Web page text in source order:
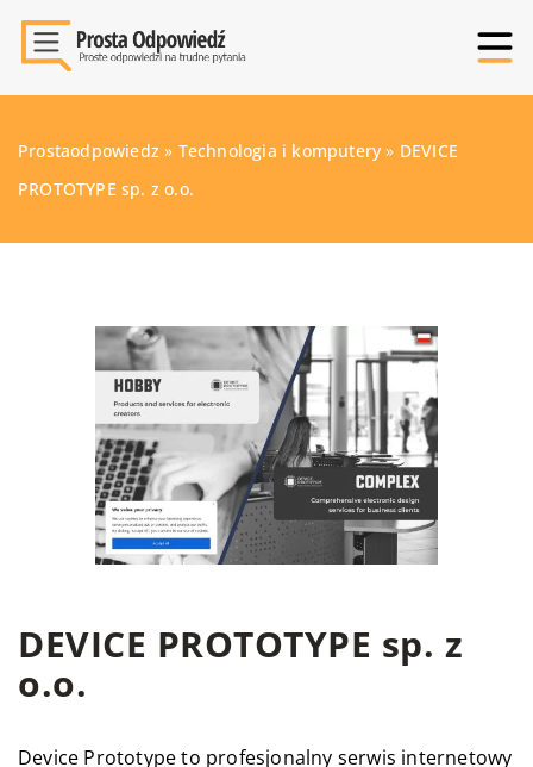
Prostaodpowiedz » Technologia i komputery » DEVICE
PROTOTYPE sp. z o.o.
DEVICE PROTOTYPE sp. z
o.o.
Device Prototype to profesjonalny serwis internetowy